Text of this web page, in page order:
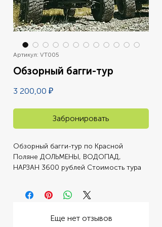
Артикул: VT005
Обзорный багги-тур
3 200,00 ₽Цена
Забронировать
Обзорный багги-тур по Красной
Поляне ДОЛЬМЕНЫ, ВОДОПАД,
НАРЗАН 3600 рублей Стоимость тура
тура для ребенка (от 7 лет) 15000
рублей Стоимость индивидуального
Групповой (5-7 человек)
Еще нет отзывов